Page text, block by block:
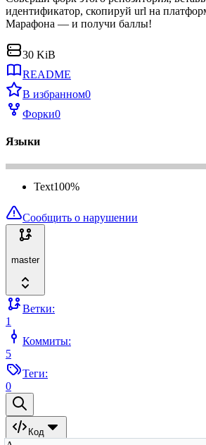
идентификатор, скопируй url на
Марафона — и получи баллы!
30 KiB
README
В избранном0
Форки0
Языки
Text100%
Сообщить о нарушении
master
Ветки:
1
Коммиты:
5
Теги:
0
Код